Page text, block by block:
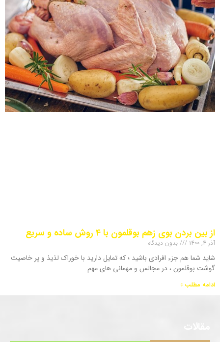
از بین بردن بوی زهم بوقلمون با 4 روش ساده و سریع
آذر 4, 1400 بدون دیدگاه
شاید شما هم جزء افرادی باشید ؛ که تمایل دارید با خوراک لذیذ و پر خاصیت
گوشت بوقلمون ، در مجالس و مهمانی های مهم
ادامه مطلب »